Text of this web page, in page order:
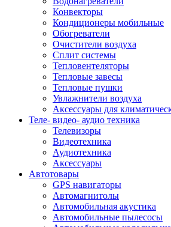
Конвекторы
Кондиционеры мобильные
Обогреватели
Очистители воздуха
Сплит системы
Тепловентеляторы
Тепловые завесы
Тепловые пушки
Увлажнители воздуха
Аксессуары для
Теле- видео- аудио техника
Телевизоры
Видеотехника
Аудиотехника
Аксессуары
Автотовары
GPS навигаторы
Автомагнитолы
Автомобильная акустика
Автомобильные пылесосы